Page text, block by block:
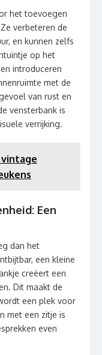
het toevoegen
verbeteren de
en kunnen zelfs
op het
introduceren
met de
van rust en
vensterbank is
verrijking.
vintage
Een
dan het
een kleine
creëert een
Dit maakt de
een plek voor
met een zitje is
even